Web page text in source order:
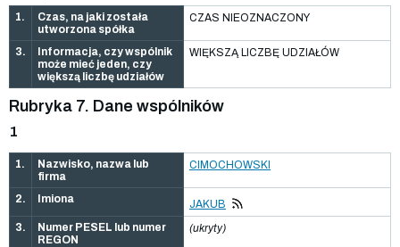
1.
Czas, na jaki została
utworzona spółka
CZAS NIEOZNACZONY
3.
Informacja, czy wspólnik
może mieć jeden, czy
większą liczbę udziałów
WIĘKSZĄ LICZBĘ UDZIAŁÓW
Rubryka 7. Dane wspólników
1
1.
Nazwisko, nazwa lub
firma
CIMOCHOWSKI
2. Imiona
JAKUB
3.
Numer PESEL lub numer
REGON
(ukryty)